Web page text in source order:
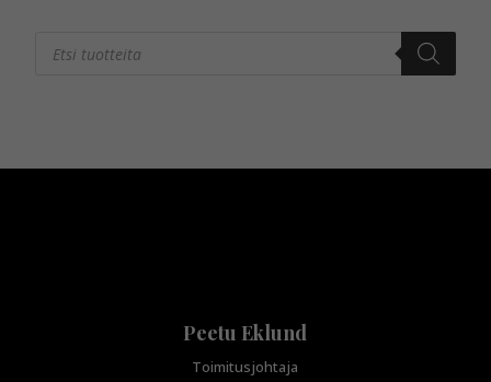
search
Peetu Eklund
Toimitusjohtaja